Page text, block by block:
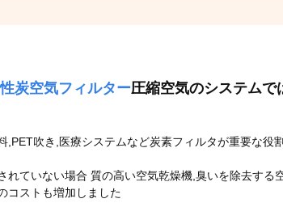
炭空気フィルター圧縮空気のシステムで
,PET吹き,医療システムなど炭素フィルタが重要な役
れていない場合 質の高い空気乾燥機,臭いを除去す
コストも増加しました